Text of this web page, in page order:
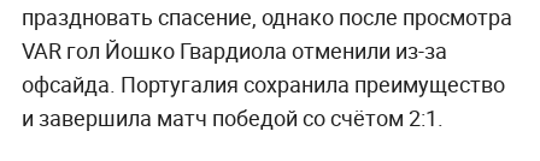
праздновать спасение, однако после просмотра
VAR гол Йошко Гвардиола отменили из-за
офсайда. Португалия сохранила преимущество
и завершила матч победой со счётом 2:1.